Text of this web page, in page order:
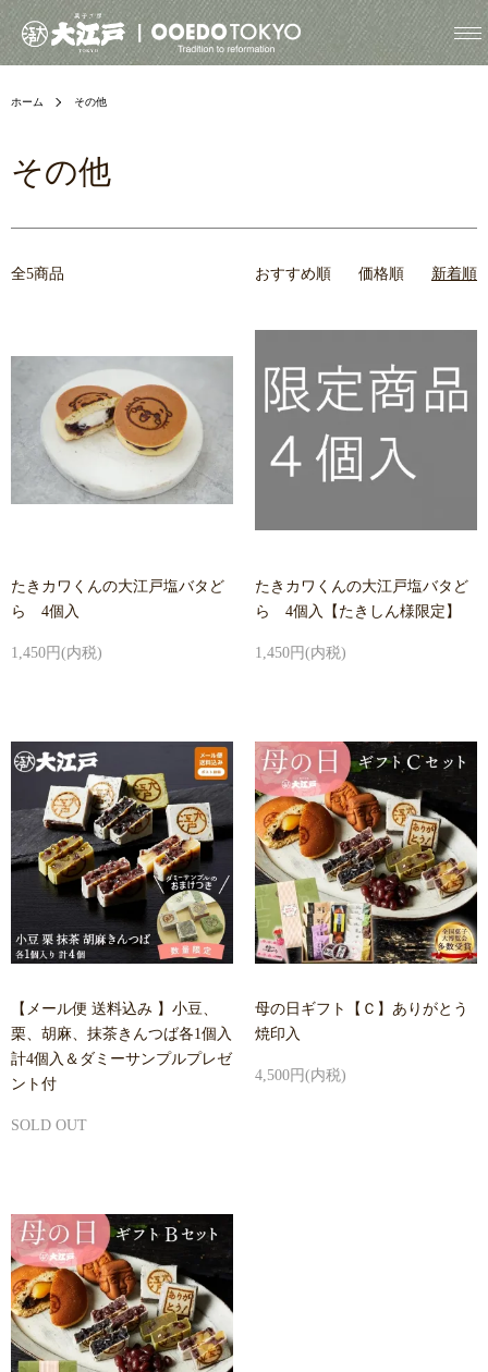
ホーム その他
その他
全5商品 おすすめ順 価格順 新着順
たきカワくんの大江戸塩バタど
ら 4個入
1,450円(内税)
たきカワくんの大江戸塩バタど
ら 4個入【たきしん様限定】
1,450円(内税)
【メール便 送料込み 】小豆、
栗、胡麻、抹茶きんつば各1個入
計4個入＆ダミーサンプルプレゼ
ント付
SOLD OUT
母の日ギフト【Ｃ】ありがとう
焼印入
4,500円(内税)